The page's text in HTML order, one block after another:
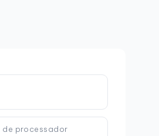
de processador